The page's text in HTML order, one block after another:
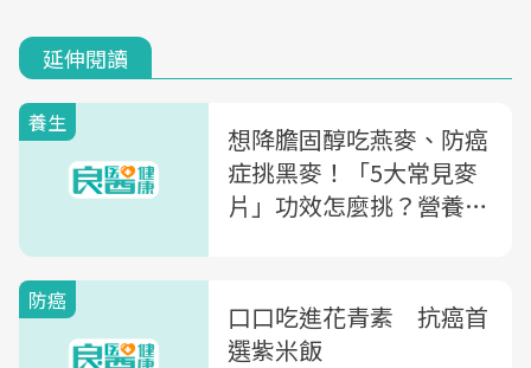
延伸閱讀
養生
想降膽固醇吃燕麥、防癌
症挑黑麥！「5大常見麥
片」功效怎麼挑？營養師
防癌
口口吃進花青素 抗癌首
選紫米飯